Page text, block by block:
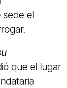
sede el
que el lugar